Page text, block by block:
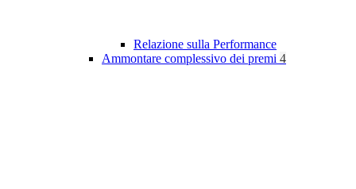
Relazione sulla Performance
Ammontare complessivo dei premi 4